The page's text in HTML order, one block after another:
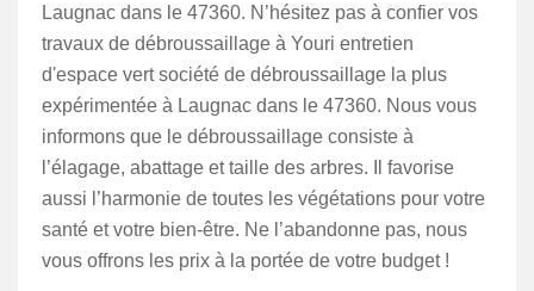
Laugnac dans le 47360. N’hésitez pas à confier vos
travaux de débroussaillage à Youri entretien
d'espace vert société de débroussaillage la plus
expérimentée à Laugnac dans le 47360. Nous vous
informons que le débroussaillage consiste à
l’élagage, abattage et taille des arbres. Il favorise
aussi l’harmonie de toutes les végétations pour votre
santé et votre bien-être. Ne l’abandonne pas, nous
vous offrons les prix à la portée de votre budget !